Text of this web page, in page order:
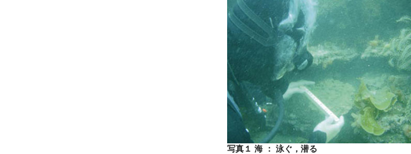
写真１ 海 ： 泳ぐ，潜る